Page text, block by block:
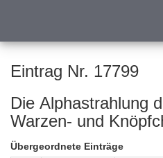
Eintrag Nr. 17799
Die Alphastrahlung
Warzen- und
Übergeordnete Einträge